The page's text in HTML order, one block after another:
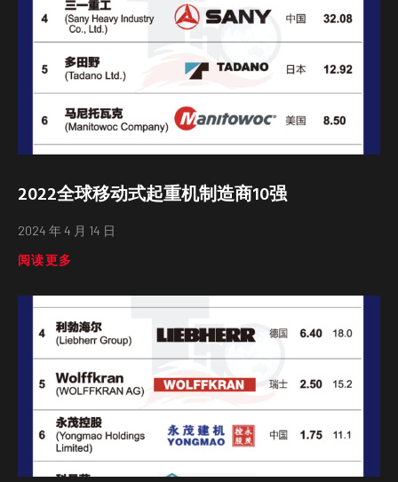
2022全球移动式起重机制造商10强
阅读更多